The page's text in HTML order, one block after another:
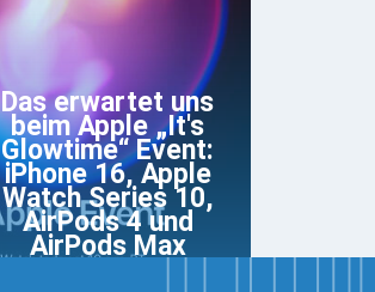
Das erwartet uns
beim Apple „It's
Glowtime“ Event:
iPhone 16, Apple
Watch Series 10,
AirPods 4 und
AirPods Max